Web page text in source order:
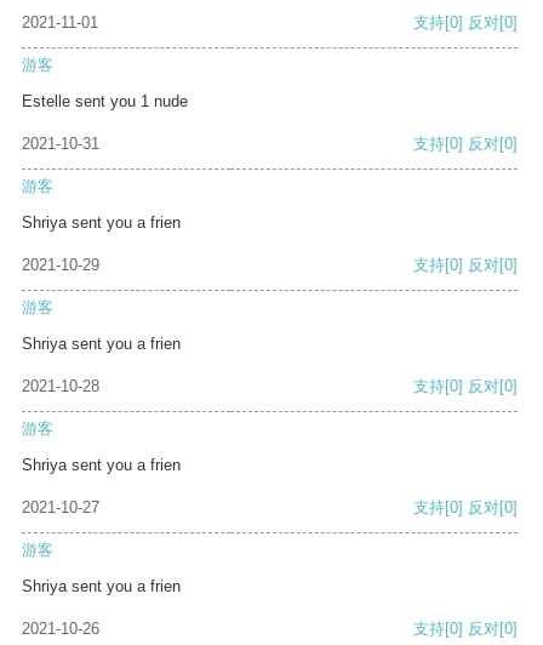
2021-11-01 支持[0] 反对[0]
游客
Estelle sent you 1 nude
2021-10-31 支持[0] 反对[0]
游客
Shriya sent you a frien
2021-10-29 支持[0] 反对[0]
游客
Shriya sent you a frien
2021-10-28 支持[0] 反对[0]
游客
Shriya sent you a frien
2021-10-27 支持[0] 反对[0]
游客
Shriya sent you a frien
2021-10-26 支持[0] 反对[0]